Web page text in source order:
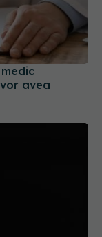
avea
în